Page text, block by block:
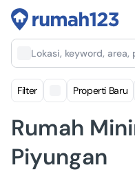
Lokasi, keyword,
Filter Properti Baru
Rumah
Piyungan